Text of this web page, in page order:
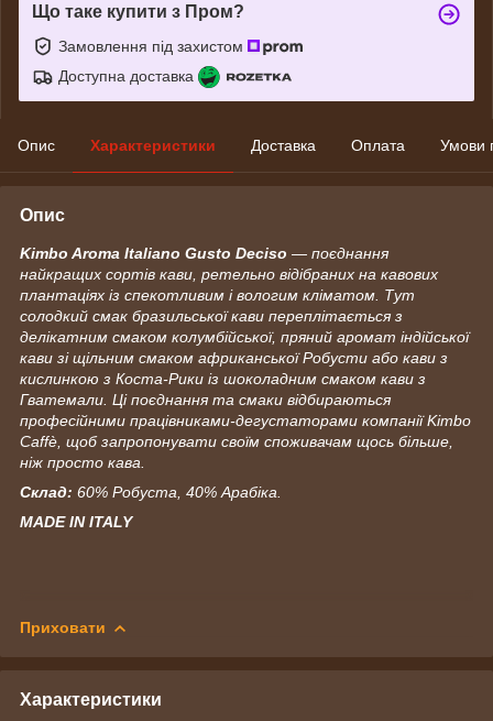
Що таке купити з Пром?
Замовлення під захистом
Доступна доставка
Опис Характеристики Доставка Оплата Умови
Опис
Kimbo Aroma Italiano Gusto Deciso — поєднання
найкращих сортів кави, ретельно відібраних на кавових
плантаціях із спекотливим і вологим кліматом. Тут
солодкий смак бразильської кави переплітається з
делікатним смаком колумбійської, пряний аромат індійської
кави зі щільним смаком африканської Робусти або кави з
кислинкою з Коста-Рики із шоколадним смаком кави з
Гватемали. Ці поєднання та смаки відбираються
професійними працівниками-дегустаторами компанії Kimbo
Caffè, щоб запропонувати своїм споживачам щось більше,
ніж просто кава.
Склад: 60% Робуста, 40% Арабіка.
MADE IN ITALY
Приховати
Характеристики